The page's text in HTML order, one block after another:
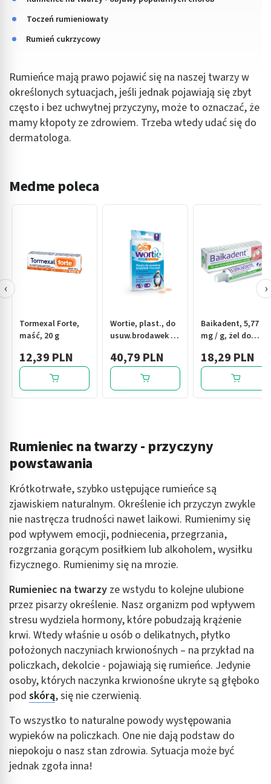
Toczeń rumieniowaty
Rumień cukrzycowy
Rumieńce mają prawo pojawić się na naszej twarzy w
określonych sytuacjach, jeśli jednak pojawiają się zbyt
często i bez uchwytnej przyczyny, może to oznaczać, że
mamy kłopoty ze zdrowiem. Trzeba wtedy udać się do
dermatologa.
Medme poleca
Tormexal Forte,
maść, 20 g
12,39 PLN
Wortie, plast., do
usuw.brodawek i
40,79 PLN
Baikadent, 5,77
mg / g, żel do
jamie ustnej, 15 g
18,29 PLN
‹ ›
Rumieniec na twarzy - przyczyny
powstawania
Krótkotrwałe, szybko ustępujące rumieńce są
zjawiskiem naturalnym. Określenie ich przyczyn zwykle
nie nastręcza trudności nawet laikowi. Rumienimy się
pod wpływem emocji, podniecenia, przegrzania,
rozgrzania gorącym posiłkiem lub alkoholem, wysiłku
fizycznego. Rumienimy się na mrozie.
Rumieniec na twarzy ze wstydu to kolejne ulubione
przez pisarzy określenie. Nasz organizm pod wpływem
stresu wydziela hormony, które pobudzają krążenie
krwi. Wtedy właśnie u osób o delikatnych, płytko
położonych naczyniach krwionośnych – na przykład na
policzkach, dekolcie - pojawiają się rumieńce. Jedynie
osoby, których naczynka krwionośne ukryte są głęboko
pod skórą, się nie czerwienią.
To wszystko to naturalne powody występowania
wypieków na policzkach. One nie dają podstaw do
niepokoju o nasz stan zdrowia. Sytuacja może być
jednak zgoła inna!